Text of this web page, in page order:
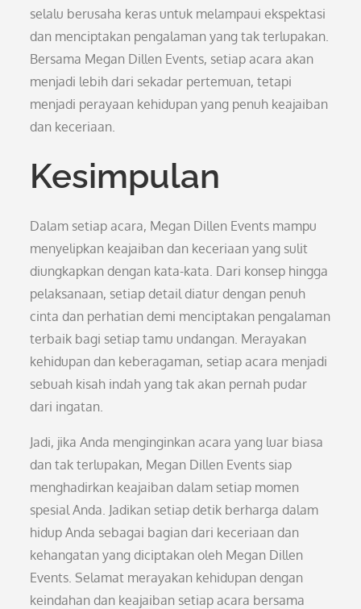
selalu berusaha keras untuk melampaui ekspektasi
dan menciptakan pengalaman yang tak terlupakan.
Bersama Megan Dillen Events, setiap acara akan
menjadi lebih dari sekadar pertemuan, tetapi
menjadi perayaan kehidupan yang penuh keajaiban
dan keceriaan.
Kesimpulan
Dalam setiap acara, Megan Dillen Events mampu
menyelipkan keajaiban dan keceriaan yang sulit
diungkapkan dengan kata-kata. Dari konsep hingga
pelaksanaan, setiap detail diatur dengan penuh
cinta dan perhatian demi menciptakan pengalaman
terbaik bagi setiap tamu undangan. Merayakan
kehidupan dan keberagaman, setiap acara menjadi
sebuah kisah indah yang tak akan pernah pudar
dari ingatan.
Jadi, jika Anda menginginkan acara yang luar biasa
dan tak terlupakan, Megan Dillen Events siap
menghadirkan keajaiban dalam setiap momen
spesial Anda. Jadikan setiap detik berharga dalam
hidup Anda sebagai bagian dari keceriaan dan
kehangatan yang diciptakan oleh Megan Dillen
Events. Selamat merayakan kehidupan dengan
keindahan dan keajaiban setiap acara bersama